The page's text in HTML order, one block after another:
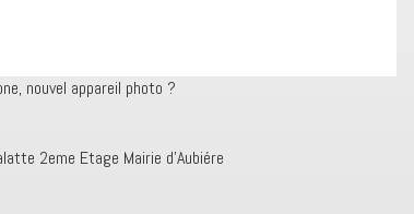
nouvel appareil photo ?
2eme Etage Mairie d’Aubiére